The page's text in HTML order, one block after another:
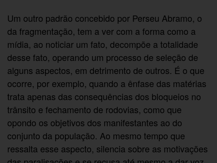
Um outro padrão concebido por Perseu Abramo, o
da fragmentação, tem a ver com a forma como a
mídia, ao noticiar um fato, decompõe a totalidade
desse fato, operando um processo de seleção de
alguns aspectos, em detrimento de outros. É o que
ocorre, por exemplo, quando a ênfase das matérias
trata apenas das consequências dos bloqueios no
trânsito e fechamento de rodovias, como que
opondo os objetivos dos manifestantes ao do
conjunto da população. Ao mesmo tempo que
ressalta esse aspecto, silencia sobre as motivações